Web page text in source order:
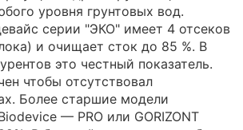
уровня грунтовых вод.
серии "ЭКО" имеет 4 отсеков
и очищает сток до 85 %. В
это честный показатель.
чтобы отсутствовал
Более старшие модели
— PRO или GORIZONT